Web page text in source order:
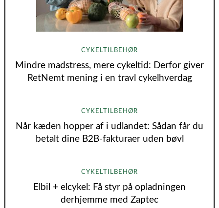
CYKELTILBEHØR
Mindre madstress, mere cykeltid: Derfor giver
RetNemt mening i en travl cykelhverdag
CYKELTILBEHØR
Når kæden hopper af i udlandet: Sådan får du
betalt dine B2B‑fakturaer uden bøvl
CYKELTILBEHØR
Elbil + elcykel: Få styr på opladningen
derhjemme med Zaptec